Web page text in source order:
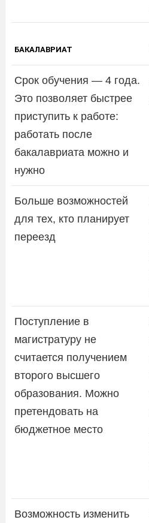
БАКАЛАВРИАТ
Срок обучения — 4 года.
Это позволяет быстрее
приступить к работе:
работать после
бакалавриата можно и
нужно
Больше возможностей
для тех, кто планирует
переезд
Поступление в
магистратуру не
считается получением
второго высшего
образования. Можно
претендовать на
бюджетное место
Возможность изменить